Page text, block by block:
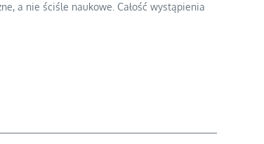
a nie ściśle naukowe. Całość wystąpienia